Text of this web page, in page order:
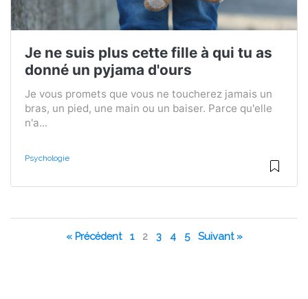
Je ne suis plus cette fille à qui tu as
donné un pyjama d'ours
Je vous promets que vous ne toucherez jamais un
bras, un pied, une main ou un baiser. Parce qu'elle
n'a...
Psychologie
« Précédent 1 2 3 4 5 Suivant »